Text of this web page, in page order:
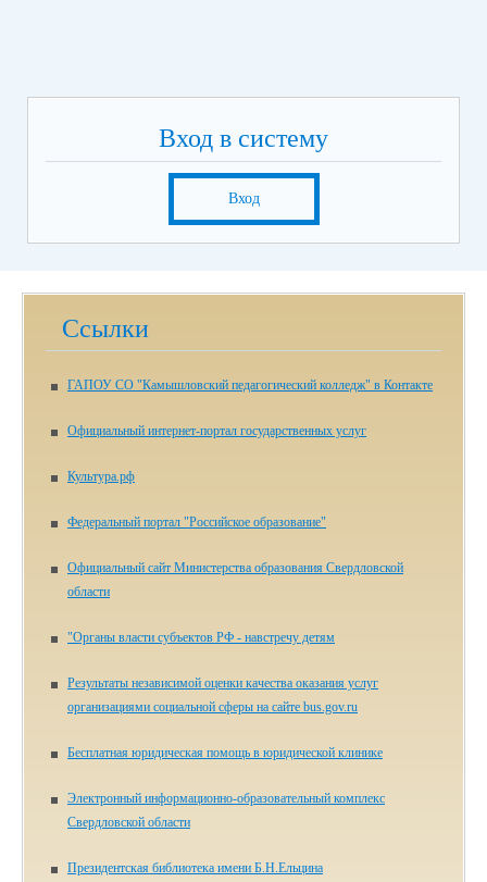
Вход в систему
Вход
Ссылки
ГАПОУ СО "Камышловский педагогический колледж" в Контакте
Официальный интернет-портал государственных услуг
Культура.рф
Федеральный портал "Российское образование"
Официальный сайт Министерства образования Свердловской
области
"Органы власти субъектов РФ - навстречу детям
Результаты независимой оценки качества оказания услуг
организациями социальной сферы на сайте bus.gov.ru
Бесплатная юридическая помощь в юридической клинике
Электронный информационно-образовательный комплекс
Свердловской области
Президентская библиотека имени Б.Н.Ельцина